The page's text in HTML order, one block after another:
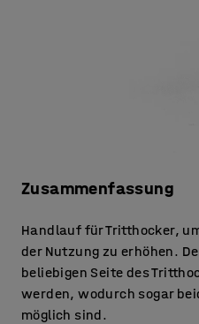
Zusammenfassung
Handlauf für Tritthocker,
der Nutzung zu erhöhen.
beliebigen Seite des
werden, wodurch sogar
möglich sind.